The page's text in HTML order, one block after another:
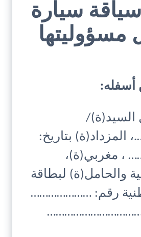
سياقة سيارة
مسؤوليتها
أسفله:
السيد(ة)/
بتاريخ:
، مغربي(ة)،
والحامل(ة) لبطاقة
رقم: …………………
………………………………